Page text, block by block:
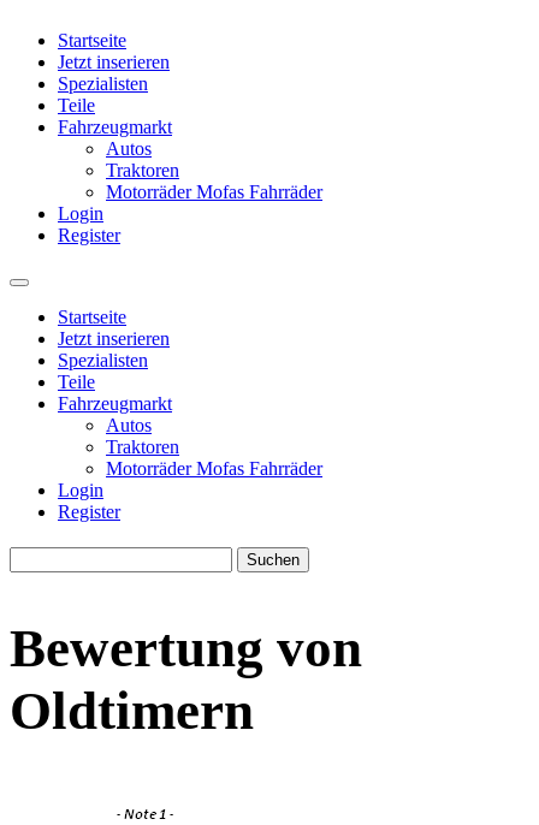
Startseite
Jetzt inserieren
Spezialisten
Teile
Fahrzeugmarkt
Autos
Traktoren
Motorräder Mofas Fahrräder
Login
Register
Startseite
Jetzt inserieren
Spezialisten
Teile
Fahrzeugmarkt
Autos
Traktoren
Motorräder Mofas Fahrräder
Login
Register
nach:
Bewertung von
Oldtimern